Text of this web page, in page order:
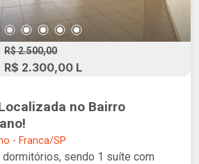
R$ 2.500,00
R$ 2.300,00 L
no Bairro
- Franca/SP
dormitórios, sendo 1 suíte com